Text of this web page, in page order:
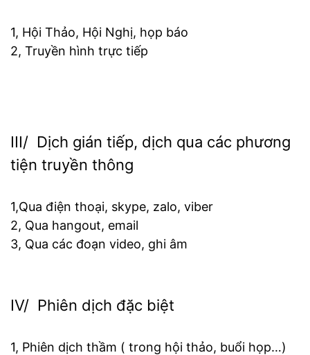
1, Hội Thảo, Hội Nghị, họp báo
2, Truyền hình trực tiếp
III/ Dịch gián tiếp, dịch qua các phương
tiện truyền thông
1,Qua điện thoại, skype, zalo, viber
2, Qua hangout, email
3, Qua các đoạn video, ghi âm
IV/ Phiên dịch đặc biệt
1, Phiên dịch thầm ( trong hội thảo, buổi họp…)